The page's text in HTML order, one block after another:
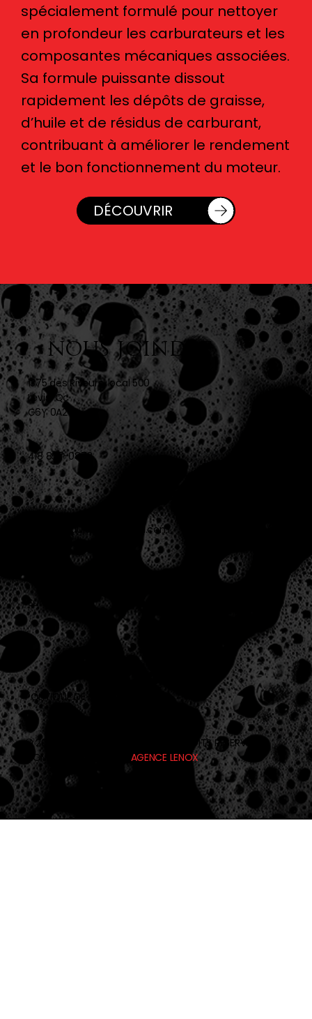
spécialement formulé pour nettoyer
en profondeur les carburateurs et les
composantes mécaniques associées.
Sa formule puissante dissout
rapidement les dépôts de graisse,
d’huile et de résidus de carburant,
contribuant à améliorer le rendement
et le bon fonctionnement du moteur.
NOUS JOINDRE
1375 des Riveurs, local 500
Lévis, Qc
G6Y 0A2
418 837-0873
info@produitstechnikem.com
Suivez-nous !
POLITIQUE DE CONFIDENTIALITÉ
© 2026 DISTRIBUTION A.B.R. TOUS DROITS RÉSERVÉS.
CONCEPTION WEB PAR AGENCE LENOX